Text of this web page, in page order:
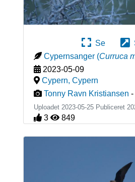
Se
Cypernsanger (Curruca
2023-05-09
Cypern, Cypern
Tonny Ravn Kristiansen -
Uploadet 2023-05-25 Publiceret
3 849